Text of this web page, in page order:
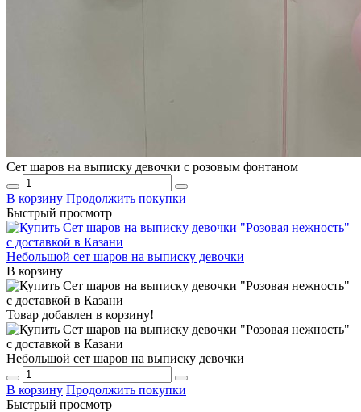
Сет шаров на выписку девочки с розовым фонтаном
В корзину Продолжить покупки
Быстрый просмотр
Небольшой сет шаров на выписку девочки
В корзину
Товар добавлен в корзину!
Небольшой сет шаров на выписку девочки
В корзину Продолжить покупки
Быстрый просмотр